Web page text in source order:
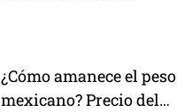
¿Cómo amanece el peso
mexicano? Precio del